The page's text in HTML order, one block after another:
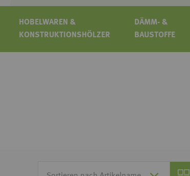
HOBELWAREN &
KONSTRUKTIONSHÖLZER
DÄMM- &
BAUSTOFFE